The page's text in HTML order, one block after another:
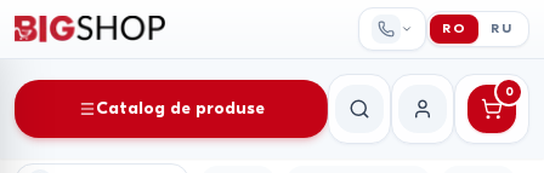
RO RU
Catalog de produse
CăutareContul meu
0